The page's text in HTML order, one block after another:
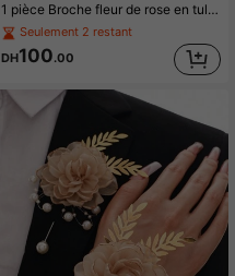
1 pièce Broche fleur de rose en tulle rigide champagne unisexe, options multicolores, décoration pour le marié, la mariée, les demoiselles d'honneur, les garçons d'honneur, mariage, fête, accessoire floral quotidien été, plage, élégant, anniversaire
Seulement 2 restant
DH100.00